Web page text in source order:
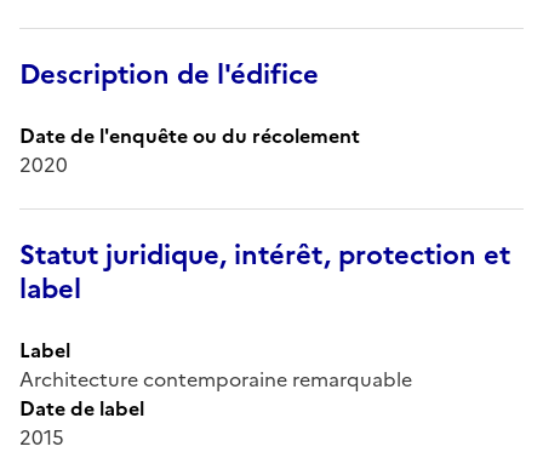
Description de l'édifice
Date de l'enquête ou du récolement
2020
Statut juridique, intérêt, protection et
label
Label
Architecture contemporaine remarquable
Date de label
2015